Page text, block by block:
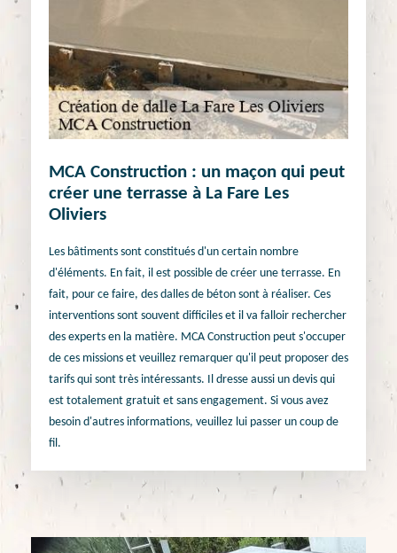
MCA Construction : un maçon qui peut
créer une terrasse à La Fare Les
Oliviers
Les bâtiments sont constitués d'un certain nombre
d'éléments. En fait, il est possible de créer une terrasse. En
fait, pour ce faire, des dalles de béton sont à réaliser. Ces
interventions sont souvent difficiles et il va falloir rechercher
des experts en la matière. MCA Construction peut s'occuper
de ces missions et veuillez remarquer qu'il peut proposer des
tarifs qui sont très intéressants. Il dresse aussi un devis qui
est totalement gratuit et sans engagement. Si vous avez
besoin d'autres informations, veuillez lui passer un coup de
fil.